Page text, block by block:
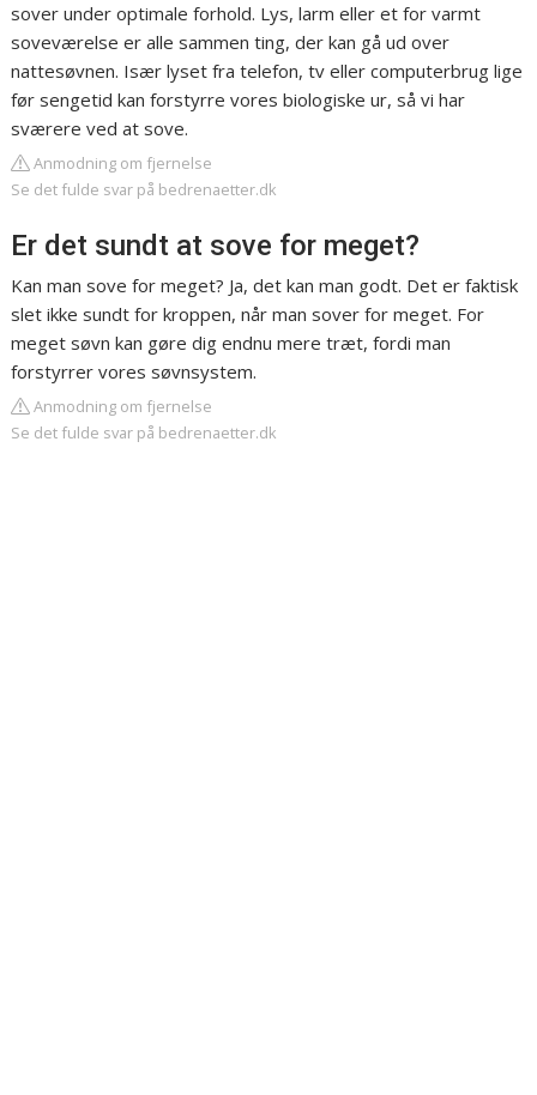
sover under optimale forhold. Lys, larm eller et for varmt
soveværelse er alle sammen ting, der kan gå ud over
nattesøvnen. Især lyset fra telefon, tv eller computerbrug lige
før sengetid kan forstyrre vores biologiske ur, så vi har
sværere ved at sove.
Anmodning om fjernelse
Se det fulde svar på bedrenaetter.dk
Er det sundt at sove for meget?
Kan man sove for meget? Ja, det kan man godt. Det er faktisk
slet ikke sundt for kroppen, når man sover for meget. For
meget søvn kan gøre dig endnu mere træt, fordi man
forstyrrer vores søvnsystem.
Anmodning om fjernelse
Se det fulde svar på bedrenaetter.dk